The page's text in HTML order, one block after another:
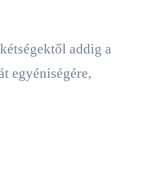
egyéniségére,